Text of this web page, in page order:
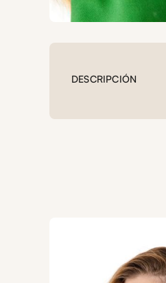
DESCRIPCIÓN